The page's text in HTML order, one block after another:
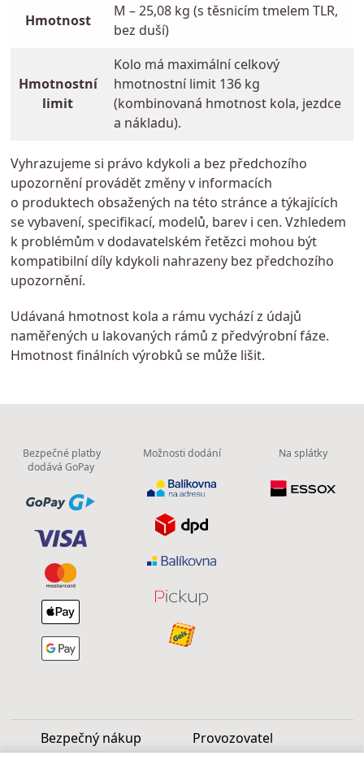
Hmotnost
M – 25,08 kg (s těsnicím tmelem TLR,
bez duší)
Hmotnostní
limit
Kolo má maximální celkový
hmotnostní limit 136 kg
(kombinovaná hmotnost kola, jezdce
a nákladu).
Vyhrazujeme si právo kdykoli a bez předchozího
upozornění provádět změny v informacích
o produktech obsažených na této stránce a týkajících
se vybavení, specifikací, modelů, barev i cen. Vzhledem
k problémům v dodavatelském řetězci mohou být
kompatibilní díly kdykoli nahrazeny bez předchozího
upozornění.
Udávaná hmotnost kola a rámu vychází z údajů
naměřených u lakovaných rámů z předvýrobní fáze.
Hmotnost finálních výrobků se může lišit.
Bezpečné platby
dodává GoPay
Možnosti dodání Na splátky
Bezpečný nákup Provozovatel